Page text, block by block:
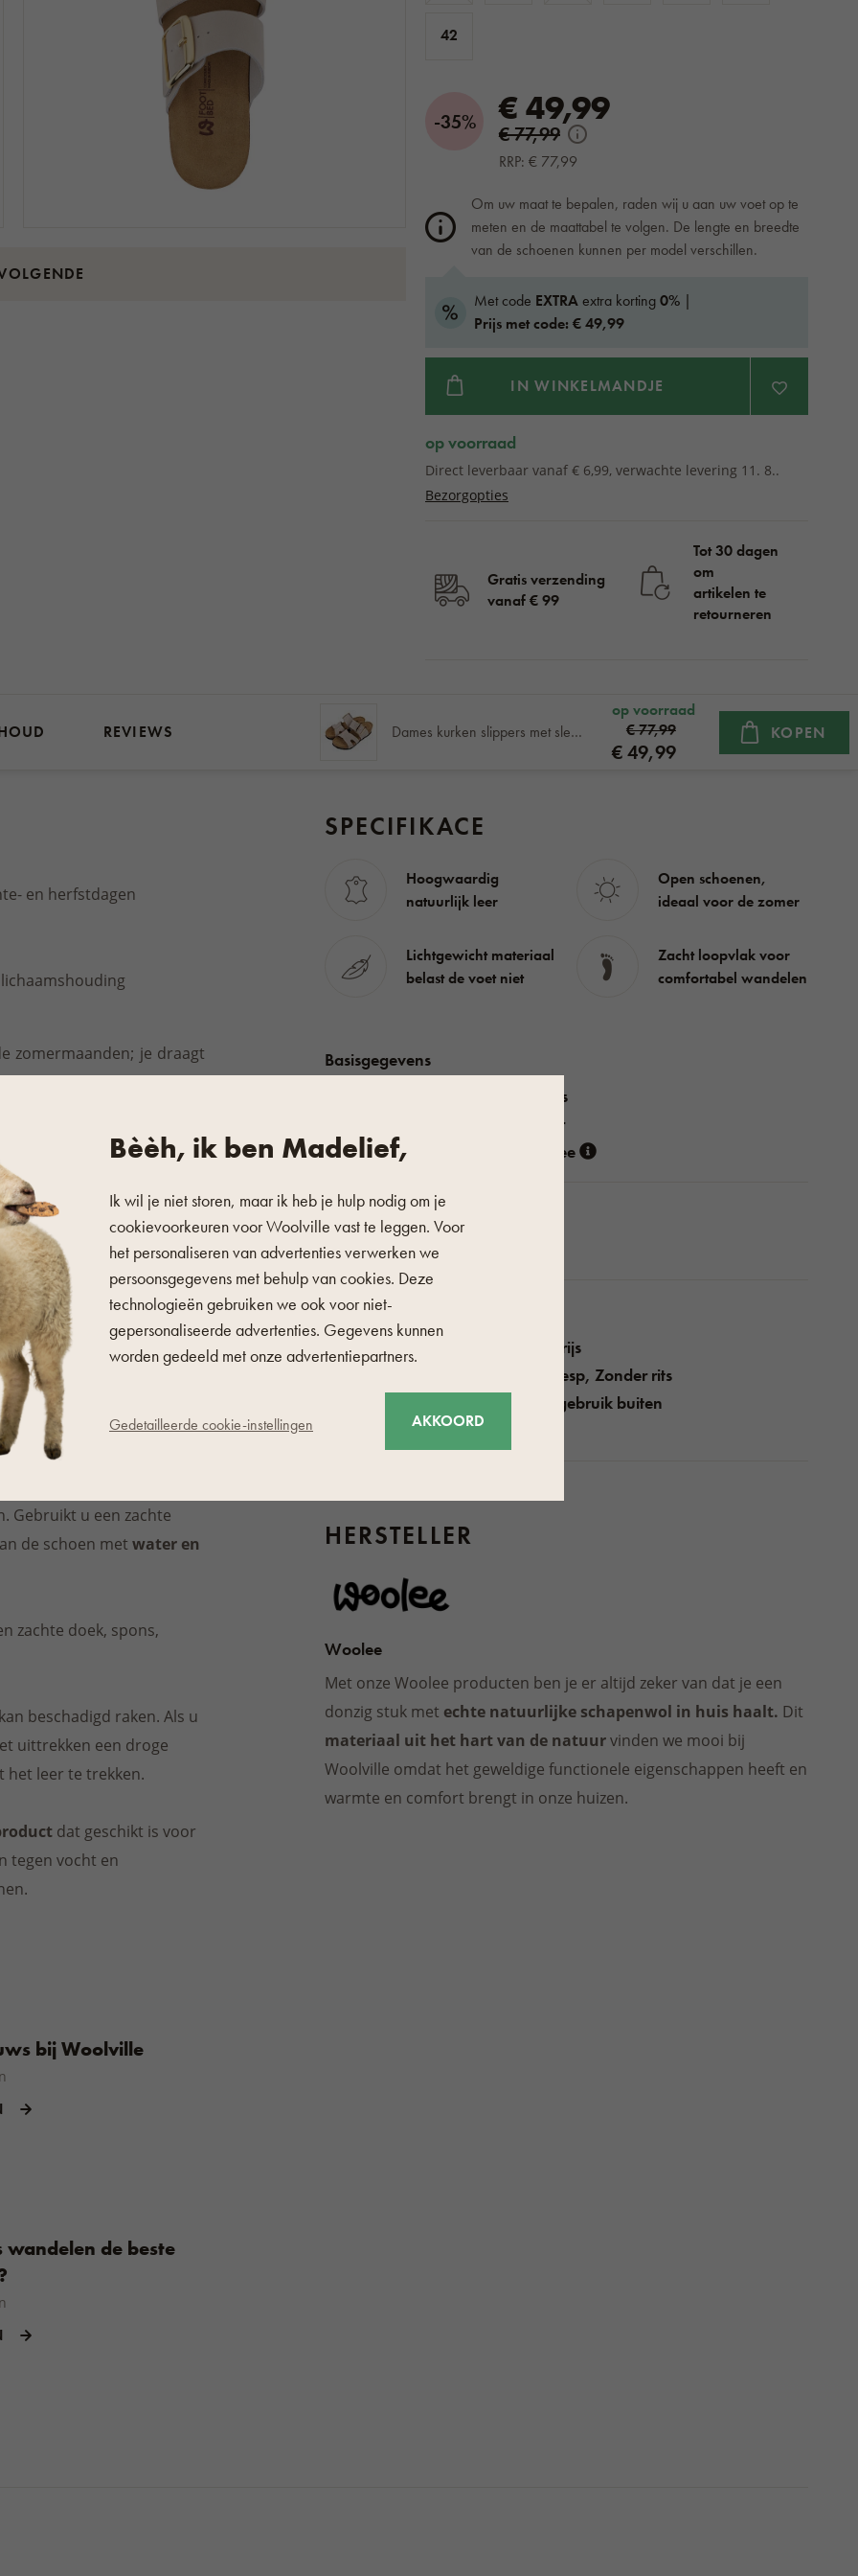
42
-35% € 49,99
€ 77,99
RRP: € 77,99
Om uw maat te bepalen, raden wij u aan uw voet op te
meten en de maattabel te volgen. De lengte en breedte
van de schoenen kunnen per model verschillen.
Met code EXTRAextra korting0% |
Prijs met code: € 49,99
IN WINKELMANDJE
op voorraad
Direct leverbaar vanaf € 6,99, verwachte levering 11. 8..
Bezorgopties
Gratis verzending
vanaf € 99
Tot 30 dagen
om
artikelen te
retourneren
REVIEWS Dames kurken slippers met sleehak Ilona, lichtgrijs
op voorraad
€ 49,99
€ 77,99 KOPEN
en herfstdagen
zomermaanden; je draagt
anatomisch gevormde
zeer elegant.
De
aan iedere voet aan en
5,5 cm.
Gebruikt u een zachte
de schoen met water en
zachte doek, spons,
beschadigd raken. Als u
uittrekken een droge
het leer te trekken.
dat geschikt is voor
tegen vocht en
bij Woolville
wandelen de beste
SPECIFIKACE
Hoogwaardig
natuurlijk leer
Open schoenen,
ideaal voor de zomer
Lichtgewicht materiaal
belast de voet niet
Zacht loopvlak voor
comfortabel wandelen
Basisgegevens
Dames
Zomer
Merk Woolee
Materiaal
Materiaal
Overige eigenschappen
Kleur Lichtgrijs
Soort sluiting Met gesp, Zonder rits
Voor gebruik buiten
HERSTELLER
Woolee
Met onze Woolee producten ben je er altijd zeker van dat je een
donzig stuk met echte natuurlijke schapenwol in huis haalt. Dit
materiaal uit het hart van de natuurvinden we mooi bij
Woolville omdat het geweldige functionele eigenschappen heeft en
warmte en comfort brengt in onze huizen.
Bèèh, ik ben Madelief,
Ik wil je niet storen, maar ik heb je hulp nodig om je
cookievoorkeuren voor Woolville vast te leggen. Voor
het personaliseren van advertenties verwerken we
persoonsgegevens met behulp van cookies. Deze
technologieën gebruiken we ook voor niet-
gepersonaliseerde advertenties. Gegevens kunnen
worden gedeeld met onze advertentiepartners.
Gedetailleerde cookie-instellingen AKKOORD